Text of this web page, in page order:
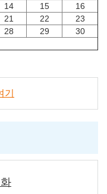
14 15
16
21 22
23
28 29
30